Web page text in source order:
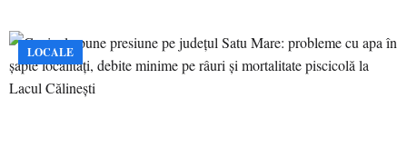
LOCALE